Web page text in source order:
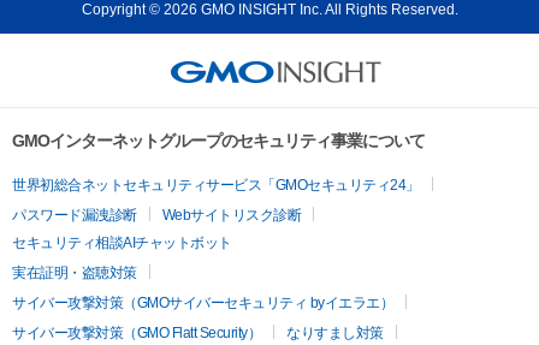
Copyright © 2026 GMO INSIGHT Inc. All Rights Reserved.
GMOインターネットグループのセキュリティ事業について
世界初総合ネットセキュリティサービス「GMOセキュリティ24」
パスワード漏洩診断
Webサイトリスク診断
セキュリティ相談AIチャットボット
実在証明・盗聴対策
サイバー攻撃対策（GMOサイバーセキュリティ byイエラエ）
サイバー攻撃対策（GMO Flatt Security）
なりすまし対策